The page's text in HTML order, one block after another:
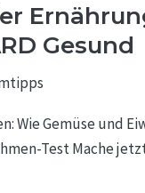
Gesund
Gemüse und
Test Mache